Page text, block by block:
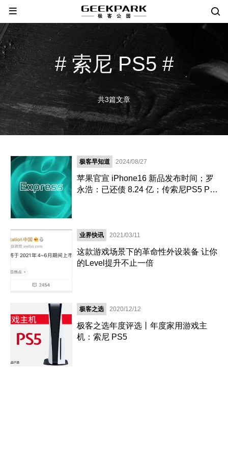
# 索尼 PS5 #
共3篇文章
极客早知道 2024/08/27
苹果官宣 iPhone16 新品发布时间；罗
永浩：已还债 8.24 亿；传索尼PS5 Pro
业界快讯 2021/03/11
这款游戏场景下的革命性外设装备 让你
的Level提升不止一倍
极客之选 2020/12/12
极客之选年度评选丨年度家用游戏主
机：索尼 PS5